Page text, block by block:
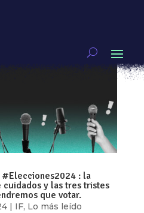
: la
y las tres tristes
que votar.
| IF, Lo más leído